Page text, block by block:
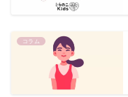
コラム